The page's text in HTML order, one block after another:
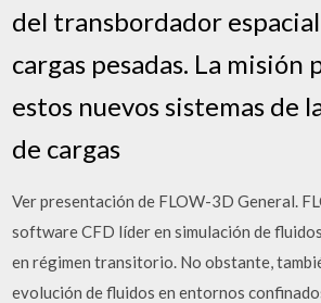
del transbordador
cargas pesadas. La misión
estos nuevos sistemas de
de cargas
Ver presentación de FLOW-3D General.
software CFD líder en simulación de
en régimen transitorio. No obstante,
evolución de fluidos en entornos